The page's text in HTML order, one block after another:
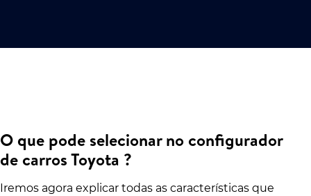
O que pode selecionar no configurador
de carros Toyota ?
Iremos agora explicar todas as características que